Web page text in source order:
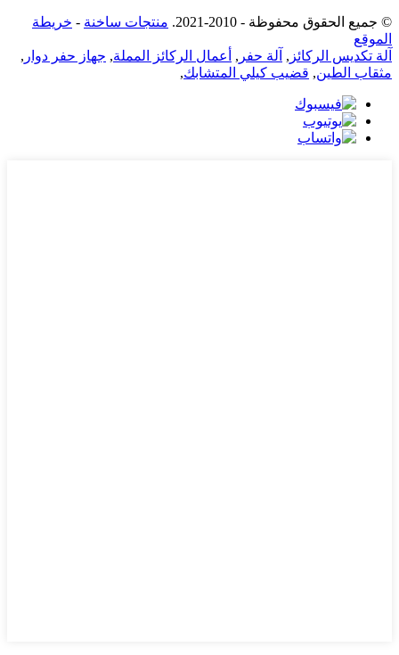
© جميع الحقوق محفوظة - 2010-2021. منتجات ساخنة - خريطة
الموقع
آلة تكديس الركائز , آلة حفر , أعمال الركائز المملة, جهاز حفر دوار ,
مثقاب الطين, قضيب كيلي المتشابك,